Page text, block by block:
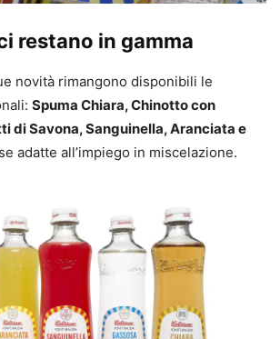
restano in gamma
novità rimangono disponibili le
Spuma Chiara, Chinotto con
di Savona, Sanguinella, Aranciata e
adatte all’impiego in miscelazione.